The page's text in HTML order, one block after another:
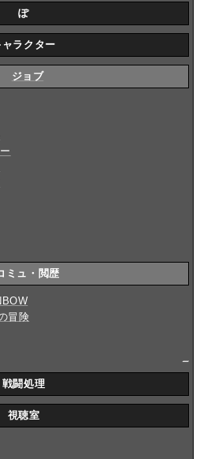
ぽ
ャラクター
ジョブ
ミュ・閲歴
冒険
戦闘処理
視聴室